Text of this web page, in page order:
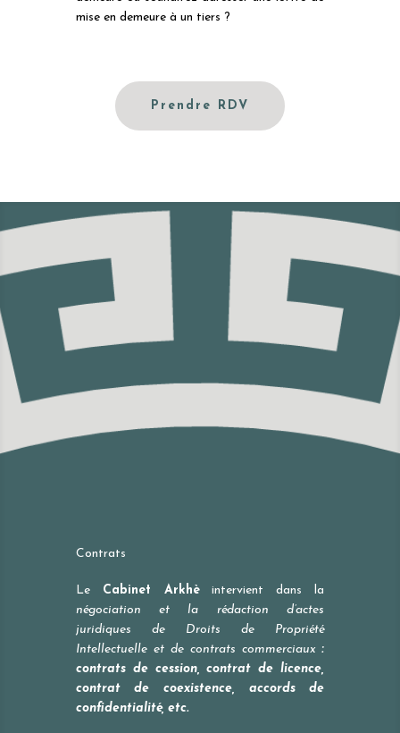
mise en demeure à un tiers ?
Prendre RDV
Contrats
Le Cabinet Arkhèintervient dans la
négociation et la rédaction d’actes
juridiques de Droits de Propriété
Intellectuelle et de contrats commerciaux:
contrats de cession, contrat de licence,
contrat de coexistence, accords de
confidentialité, etc.